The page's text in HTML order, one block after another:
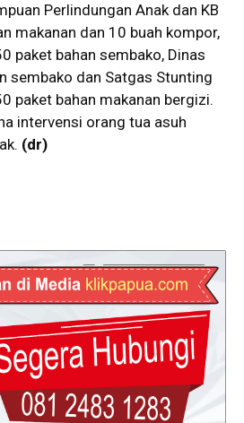
Perlindungan Anak dan KB
makanan dan 10 buah kompor,
paket bahan sembako, Dinas
sembako dan Satgas Stunting
paket bahan makanan bergizi.
intervensi orang tua asuh
(dr)